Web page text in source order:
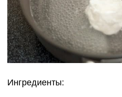
Ингредиенты: